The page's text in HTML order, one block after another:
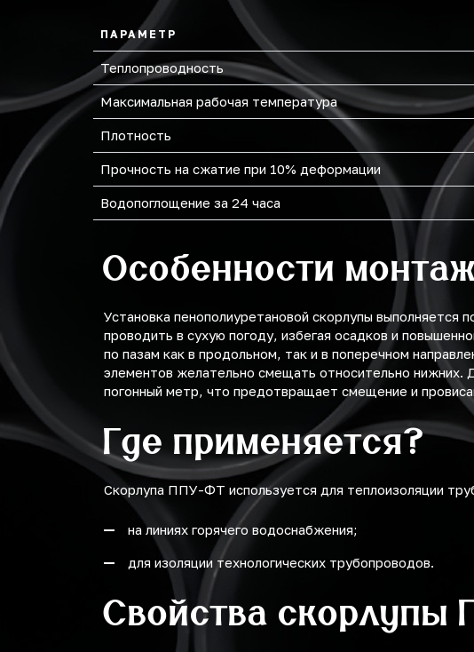
ПАРАМЕТР
Теплопроводность
Максимальная рабочая температура
Плотность
Прочность на сжатие при 10% деформации
Водопоглощение за 24 часа
Особенности
Установка пенополиуретановой скорлупы
проводить в сухую погоду, избегая осадков и
по пазам как в продольном, так и в поперечном
элементов желательно смещать относительно нижних.
погонный метр, что предотвращает смещение и
Где применяется?
Скорлупа ППУ-ФТ используется для теплоизоляции
на линиях горячего водоснабжения;
для изоляции технологических трубопроводов.
Свойства скорлупы